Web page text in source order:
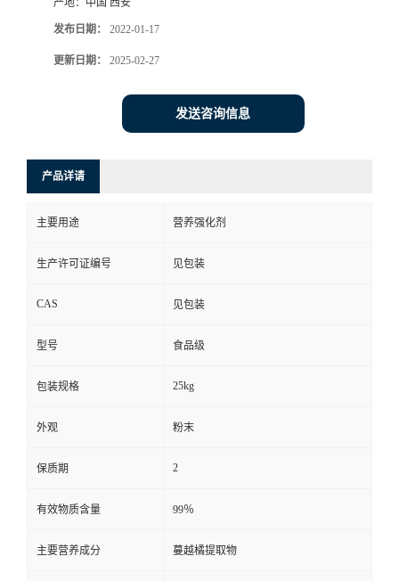
发布日期： 2022-01-17
更新日期： 2025-02-27
发送咨询信息
产品详请
主要用途 营养强化剂
生产许可证编号 见包装
CAS 见包装
型号 食品级
包装规格 25kg
外观 粉末
保质期 2
有效物质含量 99％
主要营养成分 蔓越橘提取物